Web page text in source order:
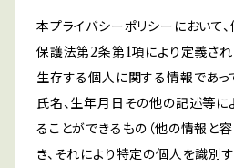
本プライバシーポリシーにおいて
保護法第2条第1項により定義され
生存する個人に関する情報であっ
氏名、生年月日その他の記述等
ることができるもの（他の情報と
き、それにより特定の個人を識別